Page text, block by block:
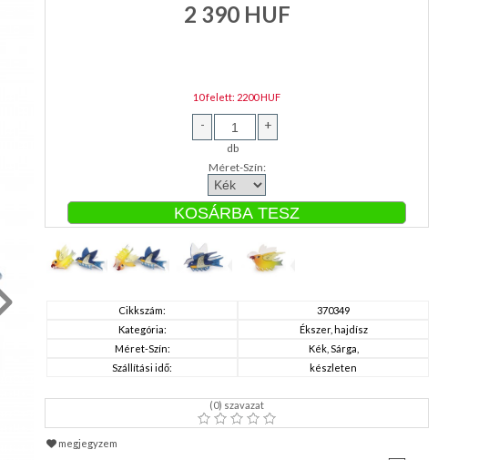
2 390HUF
10 felett: 2200 HUF
- +
db
Méret-Szín:
Cikkszám:
370349
Kategória:
Ékszer, hajdísz
Méret-Szín:
Kék, Sárga,
Szállítási idő:
készleten
(0) szavazat
megjegyzem